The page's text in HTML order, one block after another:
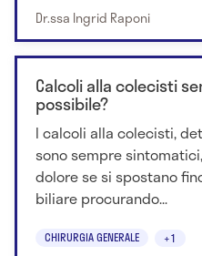
Dr.ssa Ingrid Raponi
Calcoli alla colecisti
possibile?
I calcoli alla colecisti,
sono sempre
dolore se si spostano
biliare procurando...
CHIRURGIA GENERALE +1